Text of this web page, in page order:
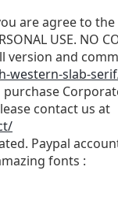
are agree to
USE. NO
version and
western-slab-
contact us at
Paypal
fonts :